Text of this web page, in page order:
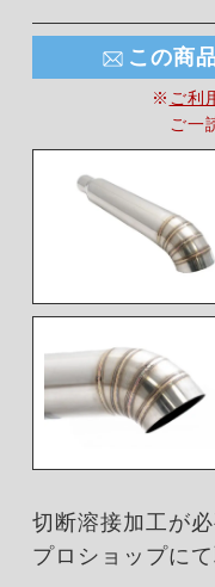
この商
※ ご利
ご一
切断溶接加工が必
プロショップに